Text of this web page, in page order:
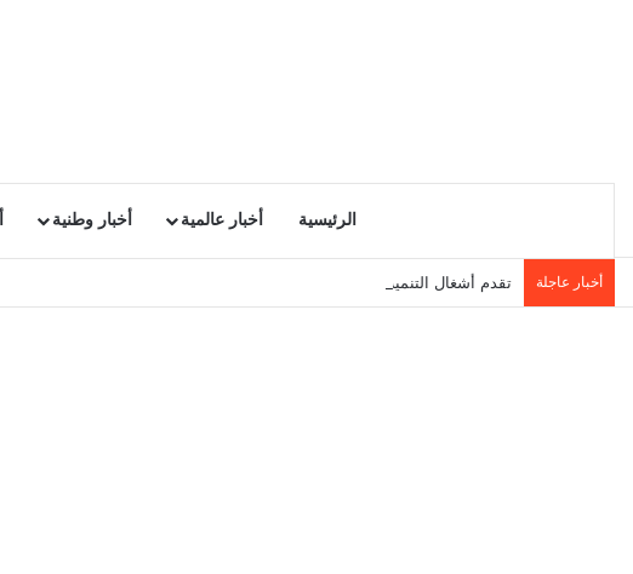
الرئيسية أخبار عالمية أخبار وطنية
أخبار عاجلة تقدم أشغال التنمية المحلية في سيدي حسين